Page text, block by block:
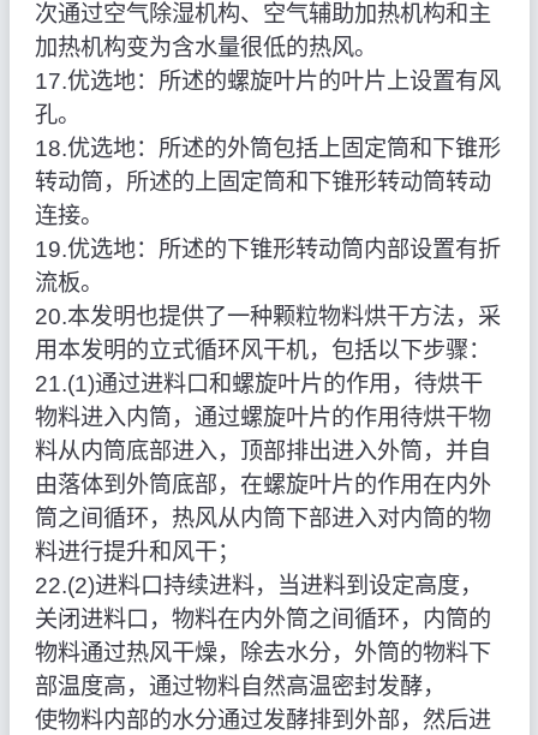
次通过空气除湿机构、空气辅助加热机构和主
加热机构变为含水量很低的热风。
17.优选地：所述的螺旋叶片的叶片上设置有风
孔。
18.优选地：所述的外筒包括上固定筒和下锥形
转动筒，所述的上固定筒和下锥形转动筒转动
连接。
19.优选地：所述的下锥形转动筒内部设置有折
流板。
20.本发明也提供了一种颗粒物料烘干方法，采
用本发明的立式循环风干机，包括以下步骤：
21.(1)通过进料口和螺旋叶片的作用，待烘干
物料进入内筒，通过螺旋叶片的作用待烘干物
料从内筒底部进入，顶部排出进入外筒，并自
由落体到外筒底部，在螺旋叶片的作用在内外
筒之间循环，热风从内筒下部进入对内筒的物
料进行提升和风干；
22.(2)进料口持续进料，当进料到设定高度，
关闭进料口，物料在内外筒之间循环，内筒的
物料通过热风干燥，除去水分，外筒的物料下
部温度高，通过物料自然高温密封发酵，
使物料内部的水分通过发酵排到外部，然后进